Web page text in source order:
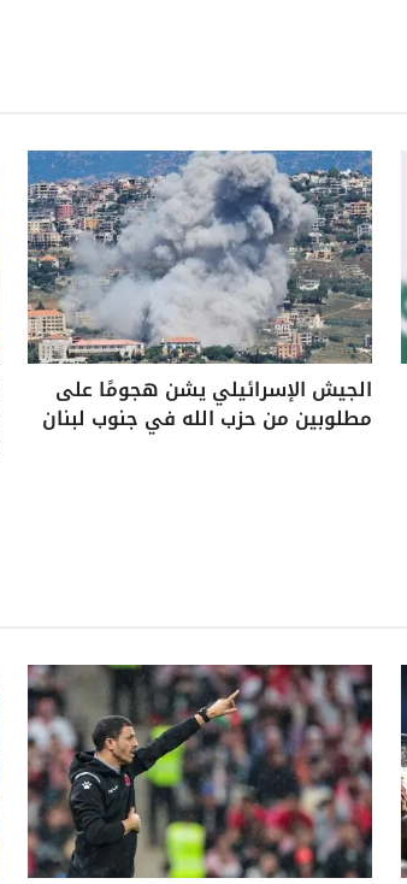
الجيش الإسرائيلي يشن هجومًا على
مطلوبين من حزب الله في جنوب لبنان